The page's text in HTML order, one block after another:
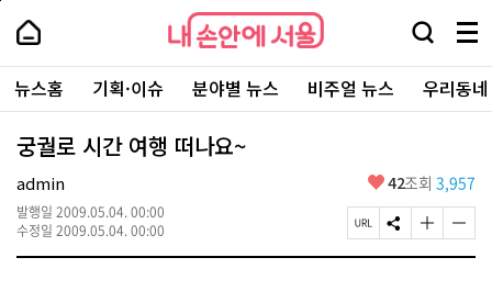
본
로
가
내
손
안
에
서
울
-
서
울
시
대
표
소
내
손
에
울
검
창
열
기
메
뉴
전
체
보
주
요
서
뉴스홈 기획·이슈 분야별 뉴스 비주얼 뉴스 우리동
궁궐로 시간 여행 떠나요~
admin
발행일 2009.05.04. 00:00
수정일 2009.05.04. 00:00
좋
요
42조회 3,957
페
이
S
N
글
자
글
자
페
상
단
로